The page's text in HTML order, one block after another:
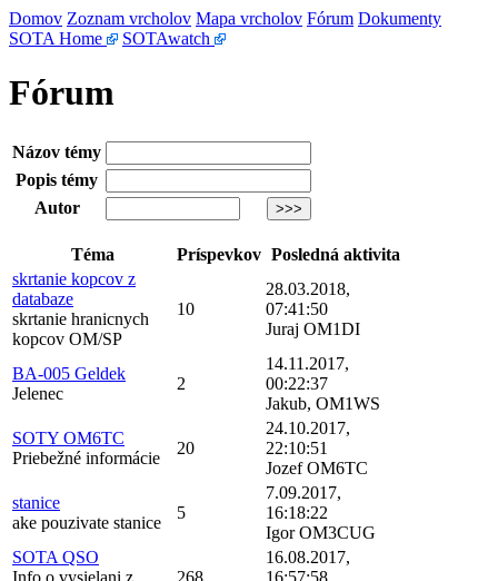
Domov Zoznam vrcholov Mapa vrcholov Fórum Dokumenty
SOTA Home
SOTAwatch
Fórum
Názov témy
Popis témy
Autor
Téma Príspevkov Posledná aktivita
skrtanie kopcov z
databaze
skrtanie hranicnych
kopcov OM/SP
10
28.03.2018,
07:41:50
Juraj OM1DI
BA-005 Geldek
Jelenec
2
14.11.2017,
00:22:37
Jakub, OM1WS
SOTY OM6TC
Priebežné informácie
20
24.10.2017,
22:10:51
Jozef OM6TC
stanice
ake pouzivate stanice
5
7.09.2017,
16:18:22
Igor OM3CUG
SOTA QSO
Info o vysielani z
268
16.08.2017,
16:57:58